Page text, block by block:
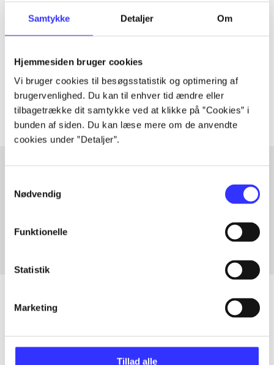
Samtykke Detaljer Om
Hjemmesiden bruger cookies
Vi bruger cookies til besøgsstatistik og optimering af
brugervenlighed. Du kan til enhver tid ændre eller
tilbagetrække dit samtykke ved at klikke på ”Cookies” i
bunden af siden. Du kan læse mere om de anvendte
cookies under ”Detaljer”.
Nødvendig
Funktionelle
Statistik
Marketing
Tillad alle
Artiklen er en del af
Tidsskrift
Artiklerne i handler ofte om
Artikler med samme emner
Alle registrerede artikler fordelt på udgivelser